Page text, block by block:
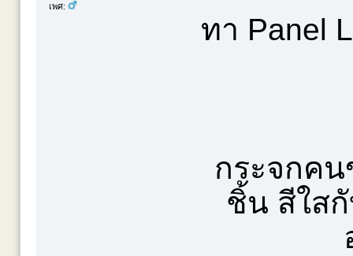
เพศ:
ทา Panel
กระจกคน
ชิ้น สีใสกั